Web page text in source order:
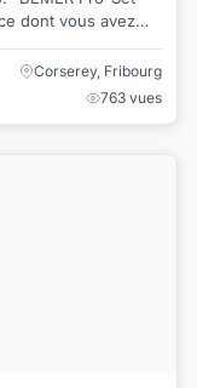
Corserey, Fribourg
763 vues